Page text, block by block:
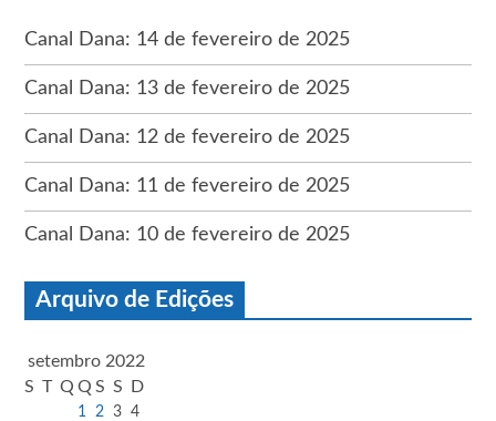
Canal Dana: 14 de fevereiro de 2025
Canal Dana: 13 de fevereiro de 2025
Canal Dana: 12 de fevereiro de 2025
Canal Dana: 11 de fevereiro de 2025
Canal Dana: 10 de fevereiro de 2025
Arquivo de Edições
setembro 2022
S T Q Q S S D
1 2 3 4